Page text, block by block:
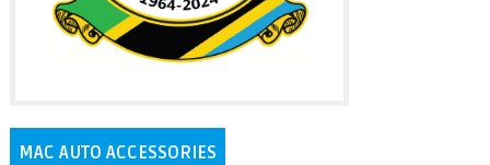
MAC AUTO ACCESSORIES